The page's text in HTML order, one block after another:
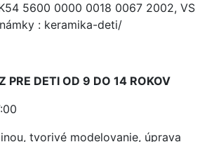
5600 0000 0018 0067 2002, VS
: keramika-deti/
PRE DETI OD 9 DO 14 ROKOV
tvorivé modelovanie, úprava